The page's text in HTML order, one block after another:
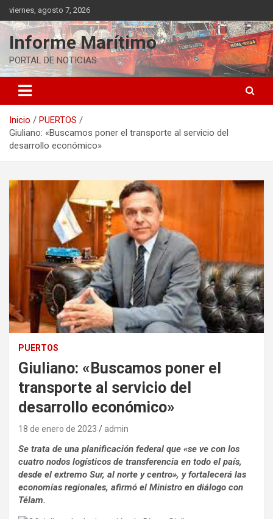
Saltar
al
contenido
viernes, agosto 7, 2026
Informe Marítimo
PORTAL DE NOTICIAS
Inicio
PUERTOS
Giuliano: «Buscamos poner el transporte al servicio del
desarrollo económico»
PUERTOS
Giuliano: «Buscamos poner el
transporte al servicio del
desarrollo económico»
18 de enero de 2023 admin
Se trata de una planificación federal que «se ve con los
cuatro nodos logísticos de transferencia en todo el país,
desde el extremo Sur, al norte y centro», y fortalecerá las
economías regionales, afirmó el Ministro en diálogo con
Télam.